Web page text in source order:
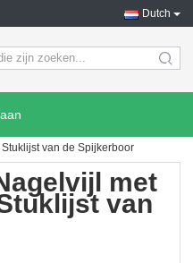
Dutch
search
van de Spijkerboor
met
van